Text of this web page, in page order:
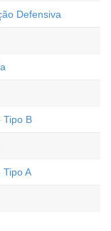
Defensiva
Tipo B
Tipo A